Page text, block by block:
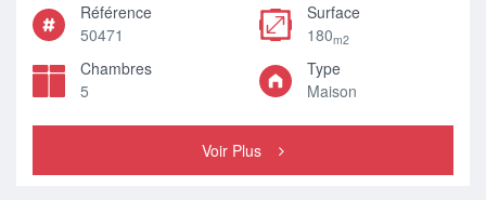
Référence
50471
Surface
180m2
Chambres
5
Type
Maison
Voir Plus